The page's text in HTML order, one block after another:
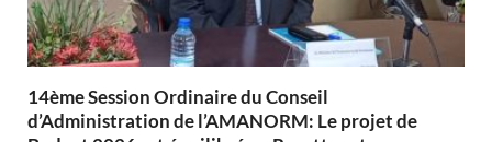
14ème Session Ordinaire du Conseil
d’Administration de l’AMANORM: Le projet de